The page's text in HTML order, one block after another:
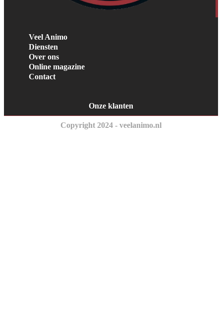
Veel Animo
Diensten
Over ons
Online magazine
Contact
Onze klanten
Copyright 2024 - veelanimo.nl